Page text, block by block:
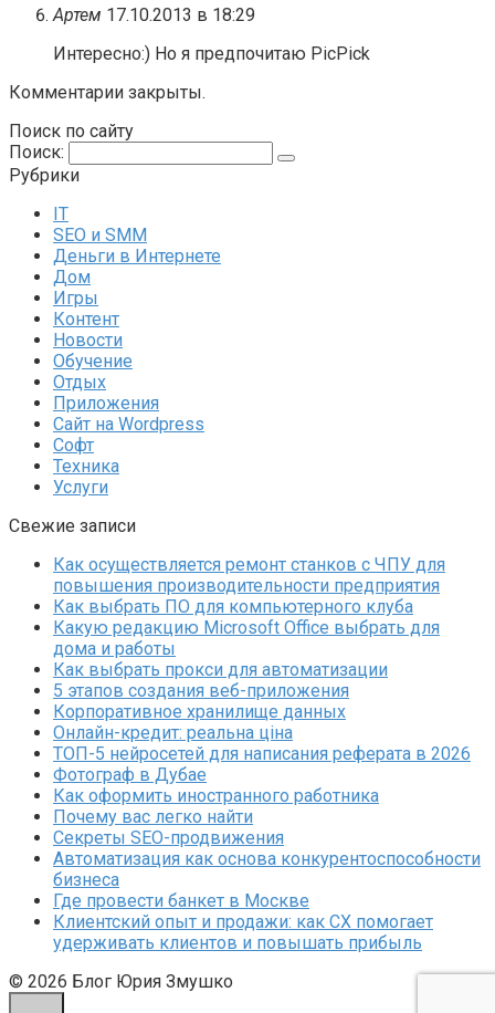
Артем 17.10.2013 в 18:29
Интересно:) Но я предпочитаю PicPick
Комментарии закрыты.
Поиск по сайту
Поиск:
Рубрики
IT
SEO и SMM
Деньги в Интернете
Дом
Игры
Контент
Новости
Обучение
Отдых
Приложения
Сайт на Wordpress
Софт
Техника
Услуги
Свежие записи
Как осуществляется ремонт станков с ЧПУ для
повышения производительности предприятия
Как выбрать ПО для компьютерного клуба
Какую редакцию Microsoft Office выбрать для
дома и работы
Как выбрать прокси для автоматизации
5 этапов создания веб-приложения
Корпоративное хранилище данных
Онлайн-кредит: реальна ціна
ТОП-5 нейросетей для написания реферата в 2026
Фотограф в Дубае
Как оформить иностранного работника
Почему вас легко найти
Секреты SEO-продвижения
Автоматизация как основа конкурентоспособности
бизнеса
Где провести банкет в Москве
Клиентский опыт и продажи: как CX помогает
удерживать клиентов и повышать прибыль
© 2026 Блог Юрия Змушко